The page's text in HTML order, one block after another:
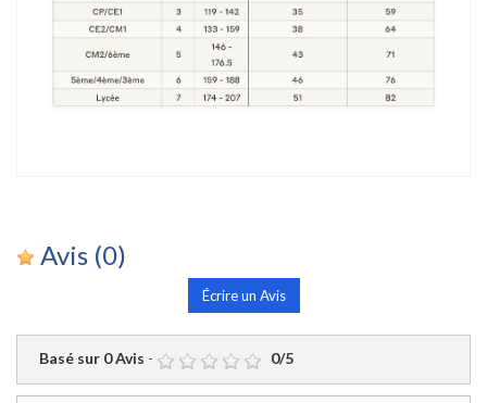
Avis (0)
Écrire un Avis
Basé sur 0Avis - 0/5